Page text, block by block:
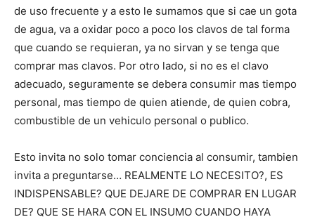
de uso frecuente y a esto le sumamos que si cae un gota
de agua, va a oxidar poco a poco los clavos de tal forma
que cuando se requieran, ya no sirvan y se tenga que
comprar mas clavos. Por otro lado, si no es el clavo
adecuado, seguramente se debera consumir mas tiempo
personal, mas tiempo de quien atiende, de quien cobra,
combustible de un vehiculo personal o publico.
Esto invita no solo tomar conciencia al consumir, tambien
invita a preguntarse… REALMENTE LO NECESITO?, ES
INDISPENSABLE? QUE DEJARE DE COMPRAR EN LUGAR
DE? QUE SE HARA CON EL INSUMO CUANDO HAYA